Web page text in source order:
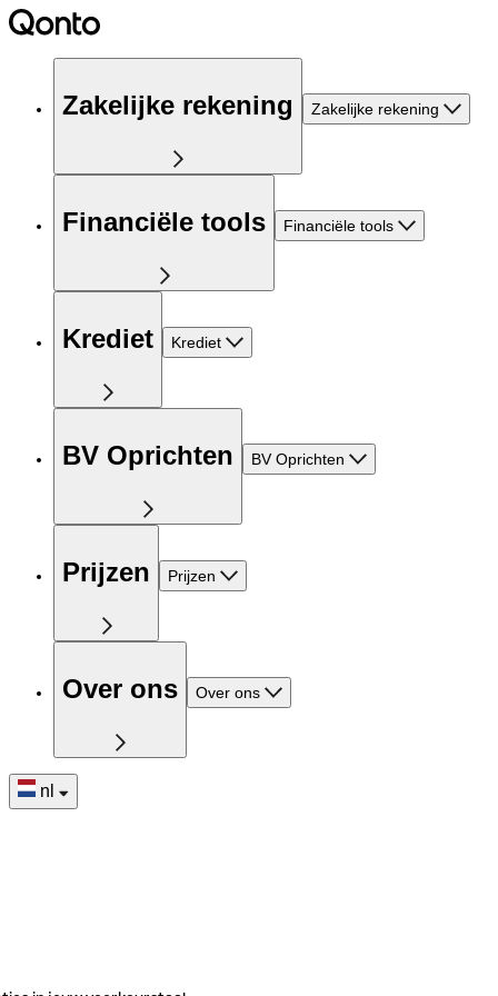
Zakelijke rekening Zakelijke rekening
Financiële tools Financiële tools
Krediet Krediet
BV Oprichten BV Oprichten
Prijzen Prijzen
Over ons Over ons
nl